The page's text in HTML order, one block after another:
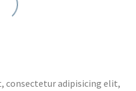
consectetur adipisicing elit,